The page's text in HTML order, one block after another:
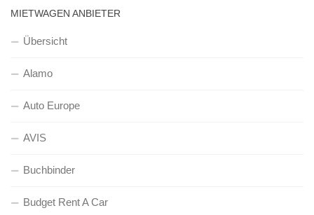
MIETWAGEN ANBIETER
Übersicht
Alamo
Auto Europe
AVIS
Buchbinder
Budget Rent A Car